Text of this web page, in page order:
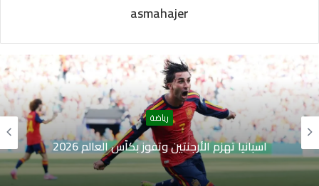
asmahajer
رياضة
اسبانيا تهزم الأرجنتين وتفوز بكأس العالم 2026